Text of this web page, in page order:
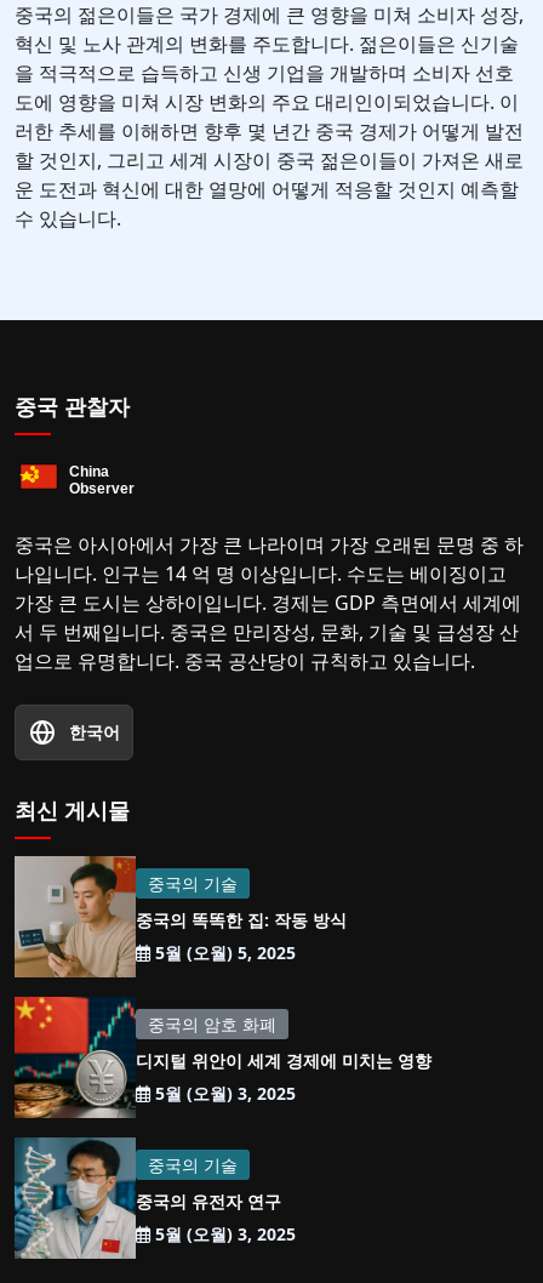
중국의 젊은이들은 국가 경제에 큰 영향을 미쳐 소비자 성장,
혁신 및 노사 관계의 변화를 주도합니다. 젊은이들은 신기술
을 적극적으로 습득하고 신생 기업을 개발하며 소비자 선호
도에 영향을 미쳐 시장 변화의 주요 대리인이되었습니다. 이
러한 추세를 이해하면 향후 몇 년간 중국 경제가 어떻게 발전
할 것인지, 그리고 세계 시장이 중국 젊은이들이 가져온 새로
운 도전과 혁신에 대한 열망에 어떻게 적응할 것인지 예측할
수 있습니다.
중국 관찰자
중국은 아시아에서 가장 큰 나라이며 가장 오래된 문명 중 하
나입니다. 인구는 14 억 명 이상입니다. 수도는 베이징이고
가장 큰 도시는 상하이입니다. 경제는 GDP 측면에서 세계에
서 두 번째입니다. 중국은 만리장성, 문화, 기술 및 급성장 산
업으로 유명합니다. 중국 공산당이 규칙하고 있습니다.
한국어
최신 게시물
중국의 기술
중국의 똑똑한 집: 작동 방식
5월 (오월) 5, 2025
중국의 암호 화폐
디지털 위안이 세계 경제에 미치는 영향
5월 (오월) 3, 2025
중국의 기술
중국의 유전자 연구
5월 (오월) 3, 2025